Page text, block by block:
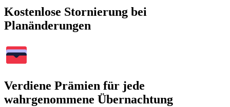
Kostenlose Stornierung bei
Planänderungen
Verdiene Prämien für jede
wahrgenommene Übernachtung